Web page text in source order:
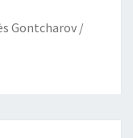
Gontcharov /